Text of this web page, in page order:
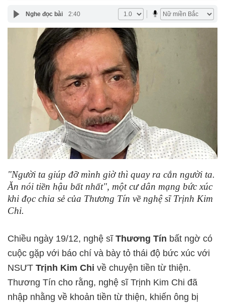
Nghe đọc bài 2:40
"Người ta giúp đỡ mình giờ thì quay ra cắn người ta.
Ăn nói tiền hậu bất nhất", một cư dân mạng bức xúc
khi đọc chia sẻ của Thương Tín về nghệ sĩ Trịnh Kim
Chi.
Chiều ngày 19/12, nghệ sĩ Thương Tín bất ngờ có
cuộc gặp với báo chí và bày tỏ thái độ bức xúc với
NSƯT Trịnh Kim Chi về chuyện tiền từ thiện.
Thương Tín cho rằng, nghệ sĩ Trịnh Kim Chi đã
nhập nhằng về khoản tiền từ thiện, khiến ông bị